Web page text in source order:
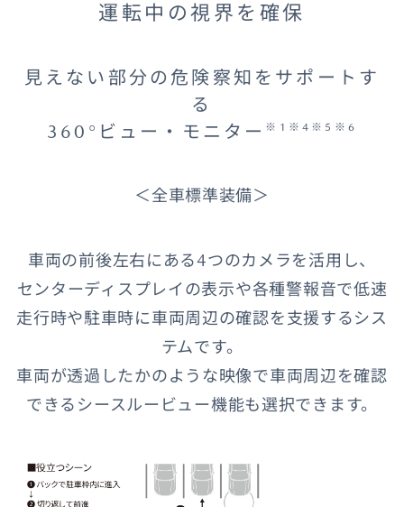
運転中の視界を確保
見えない部分の危険察知をサポートす
る
360°ビュー・モニター ※1※4※5※6
＜全車標準装備＞
車両の前後左右にある4つのカメラを活用し、
センターディスプレイの表示や各種警報音で低速
走行時や駐車時に車両周辺の確認を支援するシス
テムです。
車両が透過したかのような映像で車両周辺を確認
できるシースルービュー機能も選択できます。